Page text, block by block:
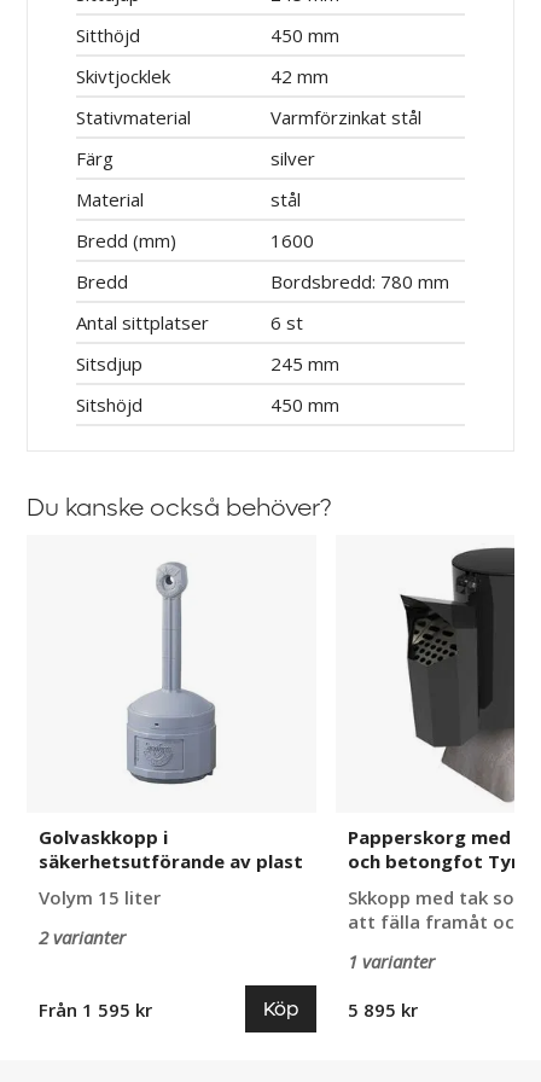
Sitthöjd
450 mm
Skivtjocklek
42 mm
Stativmaterial
Varmförzinkat stål
Färg
silver
Material
stål
Bredd (mm)
1600
Bredd
Bordsbredd: 780 mm
Antal sittplatser
6 st
Sitsdjup
245 mm
Sitshöjd
450 mm
Du kanske också behöver?
säkerhetsutförande
Golvaskkopp i
säkerhetsutförande av plast
Volym 15 liter
2 varianter
Från 1 595 kr Köp
Papperskorg
askkopp
betongfot
Papperskorg med
och betongfot Tyra
Skkopp med tak
att fälla framåt och
1 varianter
5 895 kr